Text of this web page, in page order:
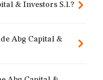
& Investors S.l.?
Abg Capital &